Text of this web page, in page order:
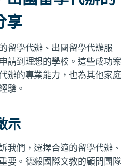
享
留學代辦、出國留學代辦服
請到理想的學校。這些成功案
辦的專業能力，也為其他家庭
驗。
示
我們，選擇合適的留學代辦、
要。德毅國際文教的顧問團隊